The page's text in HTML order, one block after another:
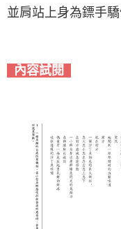
並肩站上身為鏢手
內容試閱